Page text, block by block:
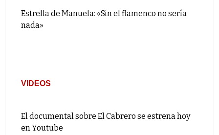
Estrella de Manuela: «Sin el flamenco no sería
nada»
VIDEOS
El documental sobre El Cabrero se estrena hoy
en Youtube